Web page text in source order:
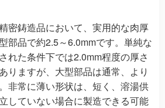
密鋳造品において、実用的な肉厚
部品で約2.5～6.0mmです。単純な
れた条件下では2.0mm程度の厚さ
りますが、大型部品は通常、より
非常に薄い形状は、短く、溶湯供
していない場合に製造できる可能